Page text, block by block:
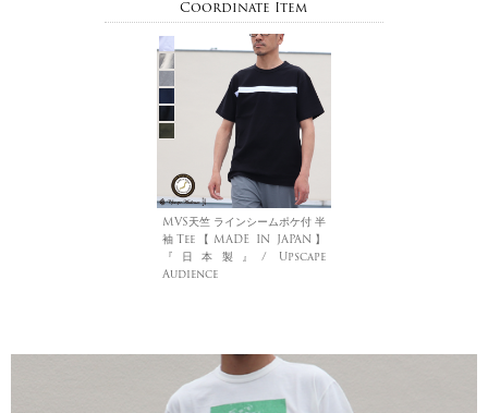
Coordinate Item
MVS天竺 ラインシームポケ付 半
袖Tee【MADE IN JAPAN】
『日本製』/ Upscape
Audience